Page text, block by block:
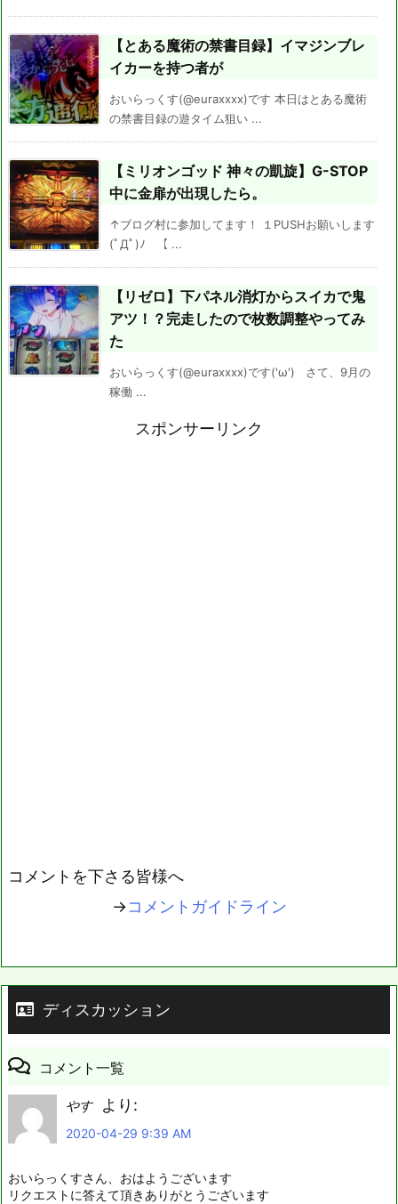
【とある魔術の禁書目録】イマジンブレ
イカーを持つ者が
おいらっくす(@euraxxxx)です 本日はとある魔術
の禁書目録の遊タイム狙い ...
【ミリオンゴッド 神々の凱旋】G-STOP
中に金扉が出現したら。
↑ブログ村に参加してます！ １PUSHお願いします
(ﾟДﾟ)ﾉ 【 ...
【リゼロ】下パネル消灯からスイカで鬼
アツ！？完走したので枚数調整やってみ
た
おいらっくす(@euraxxxx)です('ω') さて、9月の
稼働 ...
スポンサーリンク
コメントを下さる皆様へ
→コメントガイドライン
ディスカッション
コメント一覧
やす より:
2020-04-29 9:39 AM
おいらっくすさん、おはようございます
リクエストに答えて頂きありがとうございます